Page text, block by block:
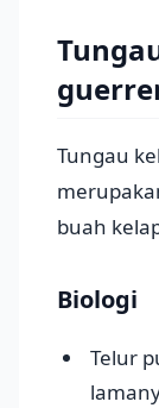
Tungau
buah
Biologi
Telur